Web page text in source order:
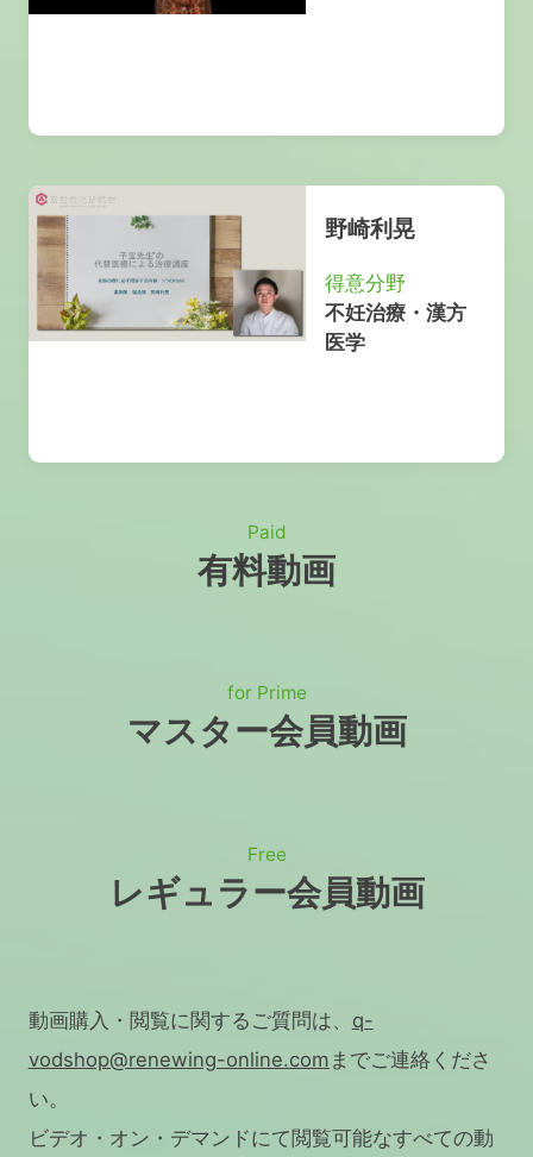
野崎利晃
得意分野
不妊治療・漢方
医学
Paid
有料動画
for Prime
マスター会員動画
Free
レギュラー会員動画
動画購入・閲覧に関するご質問は、 q-
vodshop@renewing-online.com までご連絡くださ
い。
ビデオ・オン・デマンドにて閲覧可能なすべての動